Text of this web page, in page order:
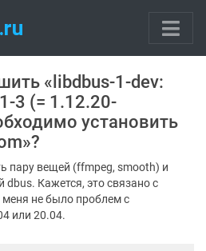
«libdbus-1-dev:
3 (= 1.12.20-
установить
пару вещей (ffmpeg, smooth) и
dbus. Кажется, это связано с
меня не было проблем с
или 20.04.